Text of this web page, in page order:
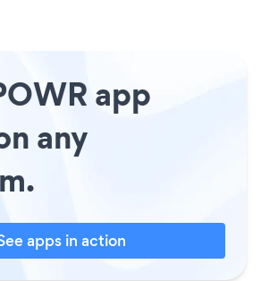
app
any
apps in action